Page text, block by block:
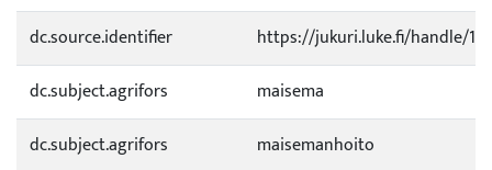
dc.source.identifier
https://jukuri.luke.fi/handle/
dc.subject.agrifors
maisema
dc.subject.agrifors
maisemanhoito